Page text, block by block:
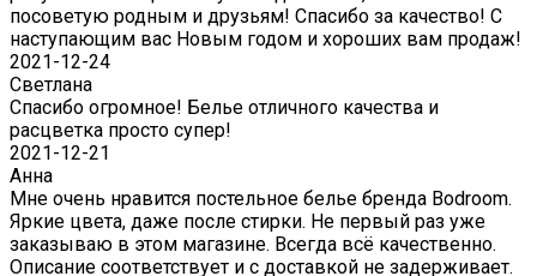
посоветую родным и друзьям! Спасибо за качество! С
наступающим вас Новым годом и хороших вам продаж!
2021-12-24
Светлана
Спасибо огромное! Белье отличного качества и
расцветка просто супер!
2021-12-21
Анна
Мне очень нравится постельное белье бренда Bodroom.
Яркие цвета, даже после стирки. Не первый раз уже
заказываю в этом магазине. Всегда всё качественно.
Описание соответствует и с доставкой не задерживает.